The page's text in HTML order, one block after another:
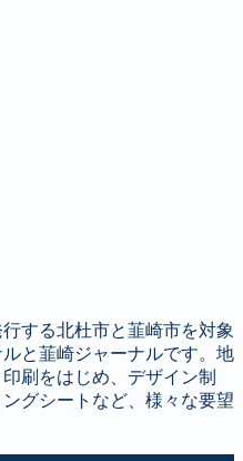
する北杜市と韮崎市を対象
と韮崎ジャーナルです。地
刷をはじめ、デザイン制
グシートなど、様々な要望